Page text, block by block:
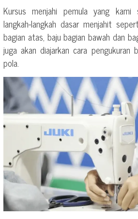
Kursus menjahi pemula yang kami
langkah-langkah dasar menjahit
bagian atas, baju bagian bawah dan
juga akan diajarkan cara pengukuran
pola.